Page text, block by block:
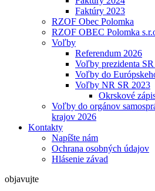
Faktúry 2023
RZOF Obec Polomka
RZOF OBEC Polomka
Voľby
Referendum 2026
Voľby prezidenta
Voľby do
Voľby NR SR 2023
Okrskové
Voľby do orgánov
krajov 2026
Kontakty
Napíšte nám
Ochrana osobných údajov
Hlásenie závad
objavujte